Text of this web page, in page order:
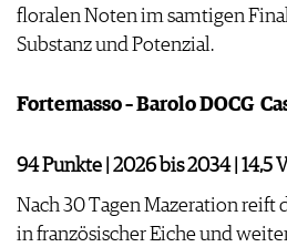
WEINSUCHE
NEWSLETTER
REDAKTION
WERBUNG
PRESSE
IMPRESSUM
floralen Noten im samtigen
Substanz und Potenzial.
Fortemasso – Barolo DOCG
94 Punkte | 2026 bis 2034 | 14,5
Nach 30 Tagen Mazeration reift
in französischer Eiche und